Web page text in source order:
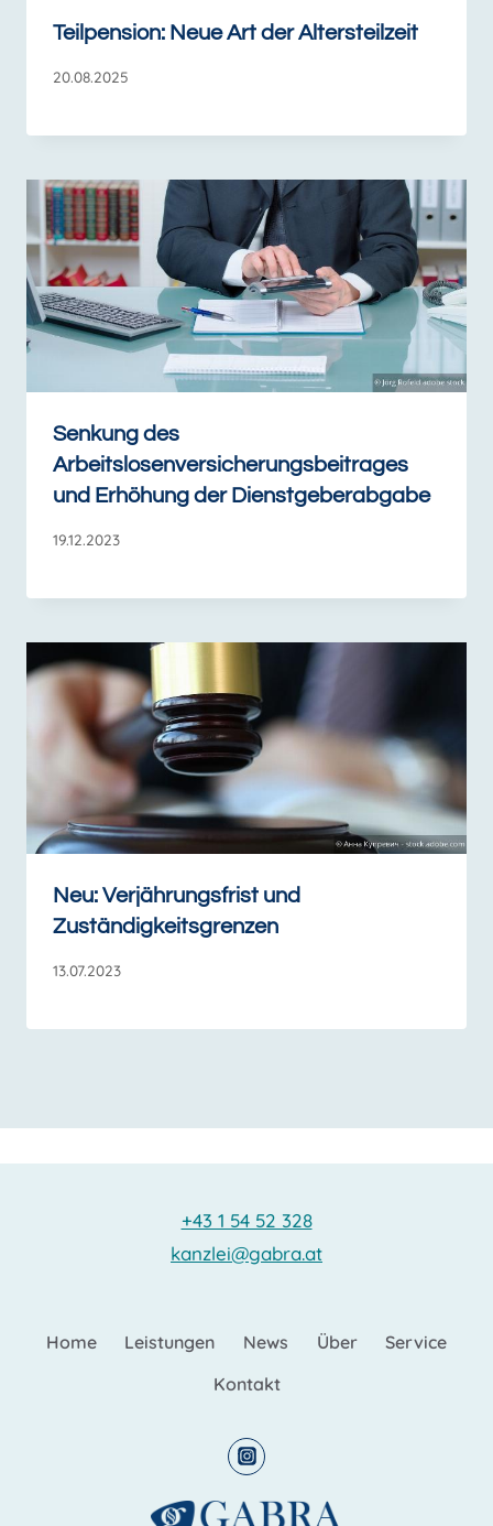
Teilpension: Neue Art der Altersteilzeit
20.08.2025
Senkung des
Arbeitslosenversicherungsbeitrages
und Erhöhung der Dienstgeberabgabe
19.12.2023
Neu: Verjährungsfrist und
Zuständigkeitsgrenzen
13.07.2023
+43 1 54 52 328
kanzlei@gabra.at
Home Leistungen News Über
Service
Kontakt